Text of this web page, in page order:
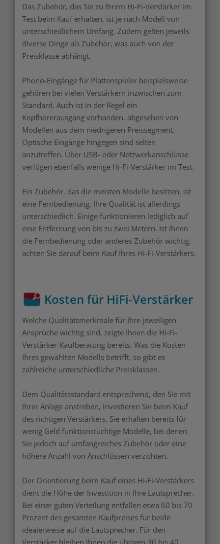
Das Zubehör, das Sie zu Ihrem Hi-Fi-Verstärker im
Test beim Kauf erhalten, ist je nach Modell von
unterschiedlichem Umfang. Zudem gelten jeweils
diverse Dinge als Zubehör, was auch von der
Preisklasse abhängt.
Phono-Eingänge für Plattenspieler beispielsweise
gehören bei vielen Verstärkern inzwischen zum
Standard. Auch ist in der Regel ein
Kopfhörerausgang vorhanden, abgesehen von
Modellen aus dem niedrigeren Preissegment.
Optische Eingänge hingegen sind selten
anzutreffen. Über USB- oder Netzwerkanschlüsse
verfügen ebenfalls wenige Hi-Fi-Verstärker im Test.
Ein Zubehör, das die meisten Modelle besitzen, ist
eine Fernbedienung. Ihre Qualität ist allerdings
unterschiedlich. Einige funktionieren lediglich auf
eine Entfernung von bis zu zwei Metern. Ist Ihnen
die Fernbedienung oder anderes Zubehör wichtig,
achten Sie darauf beim Kauf Ihres Hi-Fi-Verstärkers.
Kosten für HiFi-Verstärker
Welche Qualitätsmerkmale für Ihre jeweiligen
Ansprüche wichtig sind, zeigte Ihnen die Hi-Fi-
Verstärker-Kaufberatung bereits. Was die Kosten
Ihres gewählten Modells betrifft, so gibt es
zahlreiche unterschiedliche Preisklassen.
Dem Qualitätsstandard entsprechend, den Sie mit
Ihrer Anlage anstreben, investieren Sie beim Kauf
des richtigen Verstärkers. Sie erhalten bereits für
wenig Geld funktionstüchtige Modelle, bei denen
Sie jedoch auf umfangreiches Zubehör oder eine
höhere Anzahl von Anschlüssen verzichten.
Der Orientierung beim Kauf eines Hi-Fi-Verstärkers
dient die Höhe der Investition in Ihre Lautsprecher.
Bei einer guten Verteilung entfallen etwa 60 bis 70
Prozent des gesamten Kaufpreises für beide
idealerweise auf die Lautsprecher. Für den